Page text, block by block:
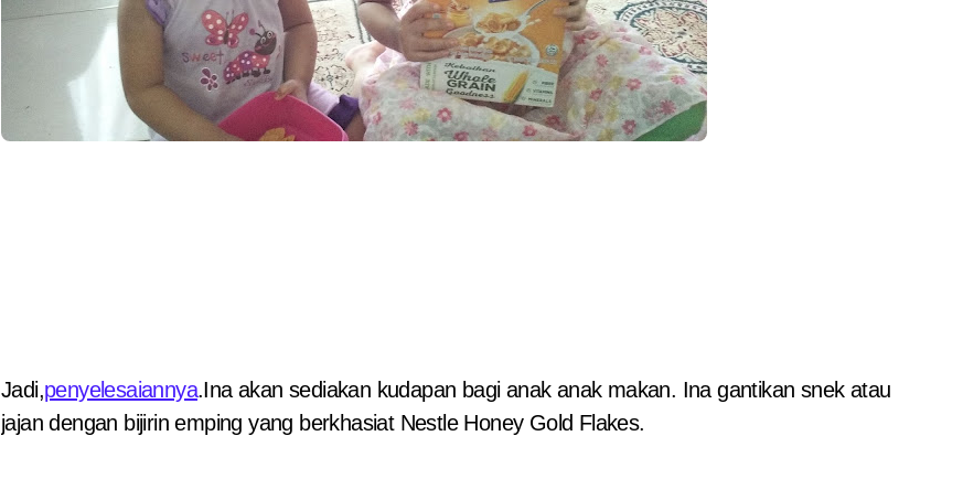
Jadi,penyelesaiannya.Ina akan sediakan kudapan bagi anak anak makan. Ina gantikan snek atau
jajan dengan bijirin emping yang berkhasiat Nestle Honey Gold Flakes.